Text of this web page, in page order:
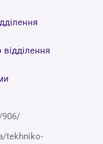
906/
tekhniko-